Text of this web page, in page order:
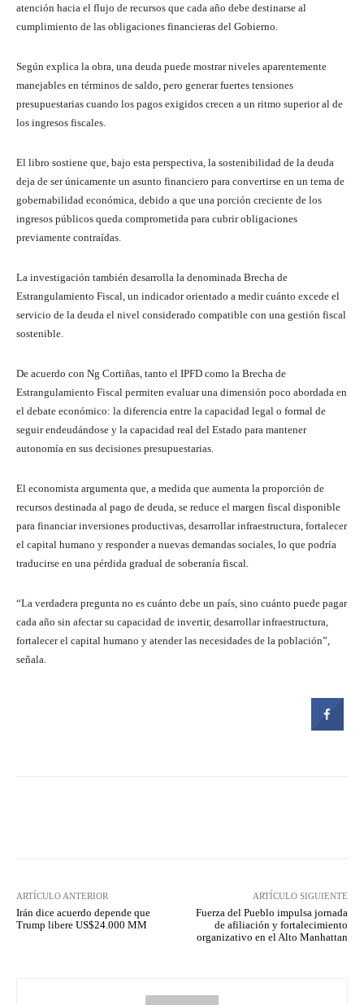
atención hacia el flujo de recursos que cada año debe destinarse al
cumplimiento de las obligaciones financieras del Gobierno.
Según explica la obra, una deuda puede mostrar niveles aparentemente
manejables en términos de saldo, pero generar fuertes tensiones
presupuestarias cuando los pagos exigidos crecen a un ritmo superior al de
los ingresos fiscales.
El libro sostiene que, bajo esta perspectiva, la sostenibilidad de la deuda
deja de ser únicamente un asunto financiero para convertirse en un tema de
gobernabilidad económica, debido a que una porción creciente de los
ingresos públicos queda comprometida para cubrir obligaciones
previamente contraídas.
La investigación también desarrolla la denominada Brecha de
Estrangulamiento Fiscal, un indicador orientado a medir cuánto excede el
servicio de la deuda el nivel considerado compatible con una gestión fiscal
sostenible.
De acuerdo con Ng Cortiñas, tanto el IPFD como la Brecha de
Estrangulamiento Fiscal permiten evaluar una dimensión poco abordada en
el debate económico: la diferencia entre la capacidad legal o formal de
seguir endeudándose y la capacidad real del Estado para mantener
autonomía en sus decisiones presupuestarias.
El economista argumenta que, a medida que aumenta la proporción de
recursos destinada al pago de deuda, se reduce el margen fiscal disponible
para financiar inversiones productivas, desarrollar infraestructura, fortalecer
el capital humano y responder a nuevas demandas sociales, lo que podría
traducirse en una pérdida gradual de soberanía fiscal.
“La verdadera pregunta no es cuánto debe un país, sino cuánto puede pagar
cada año sin afectar su capacidad de invertir, desarrollar infraestructura,
fortalecer el capital humano y atender las necesidades de la población”,
señala.
ARTÍCULO ANTERIOR
Irán dice acuerdo depende que
Trump libere US$24.000 MM
ARTÍCULO SIGUIENTE
Fuerza del Pueblo impulsa jornada
de afiliación y fortalecimiento
organizativo en el Alto Manhattan